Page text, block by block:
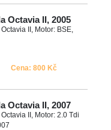
Octavia II, 2005
II, Motor: BSE,
Cena: 800 Kč
Octavia II, 2007
II, Motor: 2.0 Tdi